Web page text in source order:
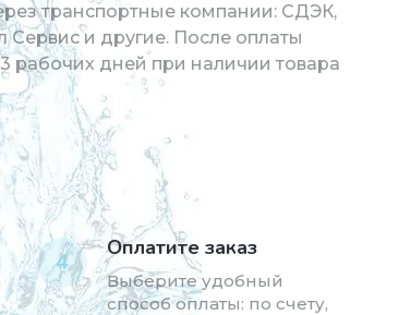
транспортные компании: СДЭК,
и другие. После оплаты
рабочих дней при наличии товара
4 Оплатите заказ
Выберите удобный
способ оплаты: по счету,